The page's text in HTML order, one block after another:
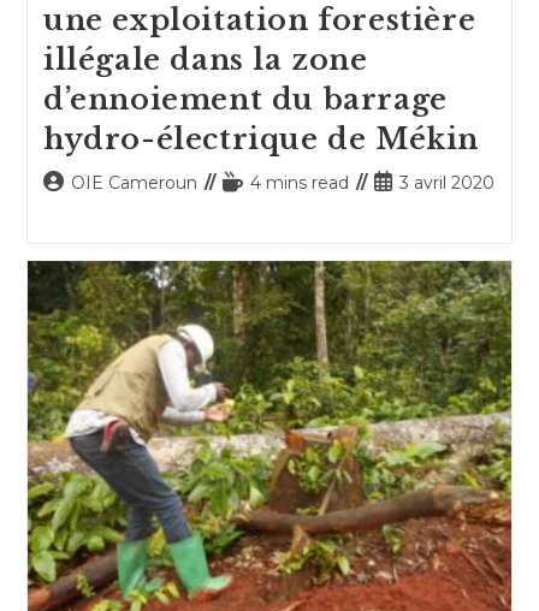
une exploitation forestière
illégale dans la zone
d’ennoiement du barrage
hydro-électrique de Mékin
Auteur/autrice
publication :
OIE Cameroun
Temps4 mins read
Publication
3 avril 2020